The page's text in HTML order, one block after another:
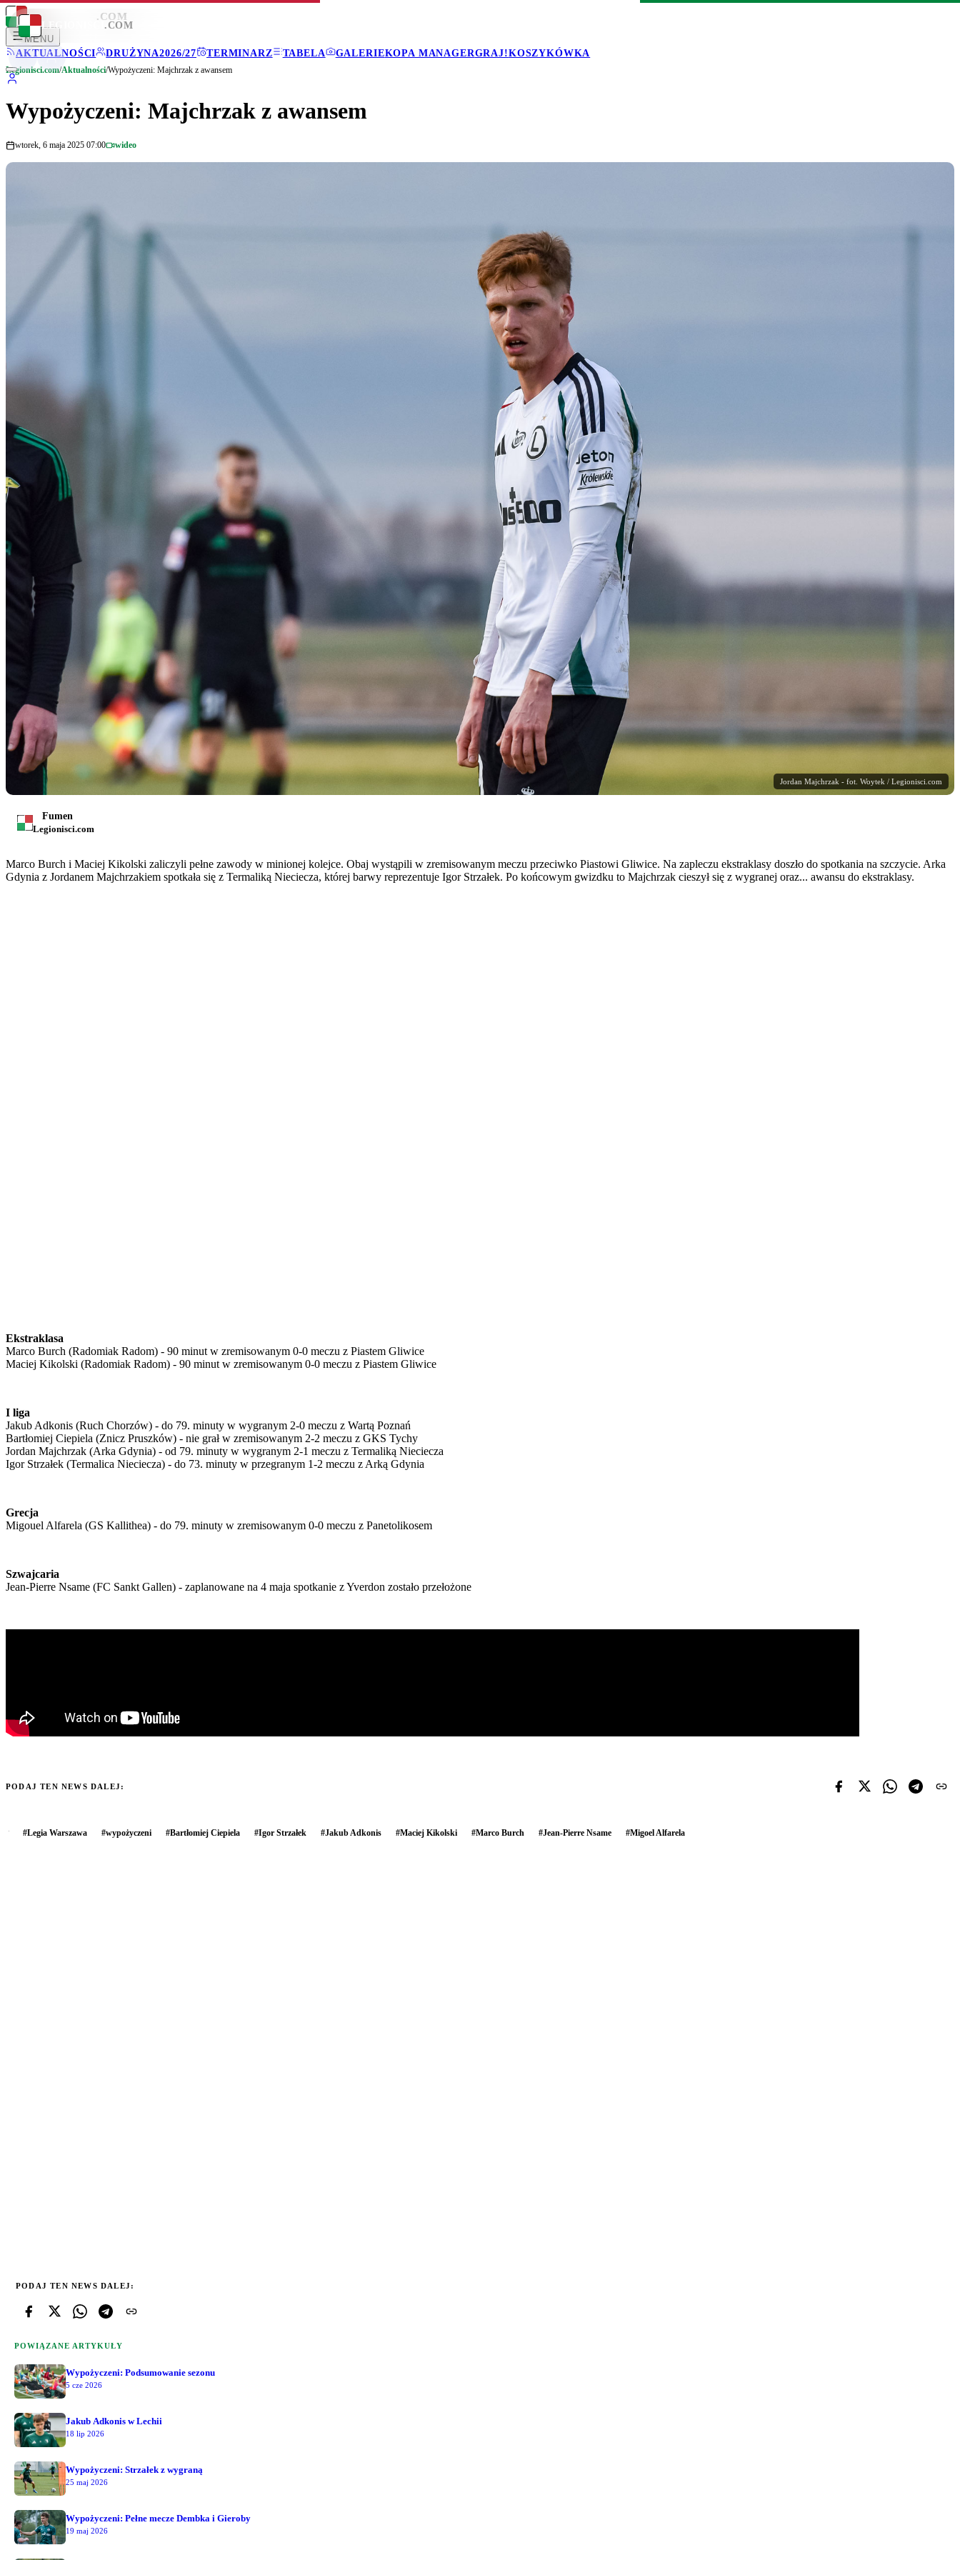
LEGIONISCI .COM
MENU
AKTUALNOŚCI
DRUŻYNA2026/27 TERMINARZ TABELA GALERIEKOPA MANAGERGRAJ!KOSZYKÓWKA
LEGIONISCI .COM
Legionisci.com/Aktualności/Wypożyczeni: Majchrzak z awansem
Wypożyczeni: Majchrzak z awansem
wtorek, 6 maja 2025 07:00 wideo
Jordan Majchrzak - fot. Woytek / Legionisci.com
Fumen
Legionisci.com
Marco Burch i Maciej Kikolski zaliczyli pełne zawody w minionej kolejce. Obaj wystąpili w zremisowanym meczu przeciwko Piastowi Gliwice. Na zapleczu ekstraklasy doszło do spotkania na szczycie. Arka
Gdynia z Jordanem Majchrzakiem spotkała się z Termaliką Nieciecza, której barwy reprezentuje Igor Strzałek. Po końcowym gwizdku to Majchrzak cieszył się z wygranej oraz... awansu do ekstraklasy.
Ekstraklasa
Marco Burch (Radomiak Radom) - 90 minut w zremisowanym 0-0 meczu z Piastem Gliwice
Maciej Kikolski (Radomiak Radom) - 90 minut w zremisowanym 0-0 meczu z Piastem Gliwice
I liga
Jakub Adkonis (Ruch Chorzów) - do 79. minuty w wygranym 2-0 meczu z Wartą Poznań
Bartłomiej Ciepiela (Znicz Pruszków) - nie grał w zremisowanym 2-2 meczu z GKS Tychy
Jordan Majchrzak (Arka Gdynia) - od 79. minuty w wygranym 2-1 meczu z Termaliką Nieciecza
Igor Strzałek (Termalica Nieciecza) - do 73. minuty w przegranym 1-2 meczu z Arką Gdynia
Grecja
Migouel Alfarela (GS Kallithea) - do 79. minuty w zremisowanym 0-0 meczu z Panetolikosem
Szwajcaria
Jean-Pierre Nsame (FC Sankt Gallen) - zaplanowane na 4 maja spotkanie z Yverdon zostało przełożone
PODAJ TEN NEWS DALEJ:
#Legia Warszawa #wypożyczeni #Bartłomiej Ciepiela #Igor Strzałek #Jakub Adkonis #Maciej Kikolski #Marco Burch #Jean-Pierre Nsame #Migoel Alfarela
PODAJ TEN NEWS DALEJ:
POWIĄZANE ARTYKUŁY
Wypożyczeni: Podsumowanie sezonu
5 cze 2026
Jakub Adkonis w Lechii
18 lip 2026
Wypożyczeni: Strzałek z wygraną
25 maj 2026
Wypożyczeni: Pełne mecze Dembka i Gieroby
19 maj 2026